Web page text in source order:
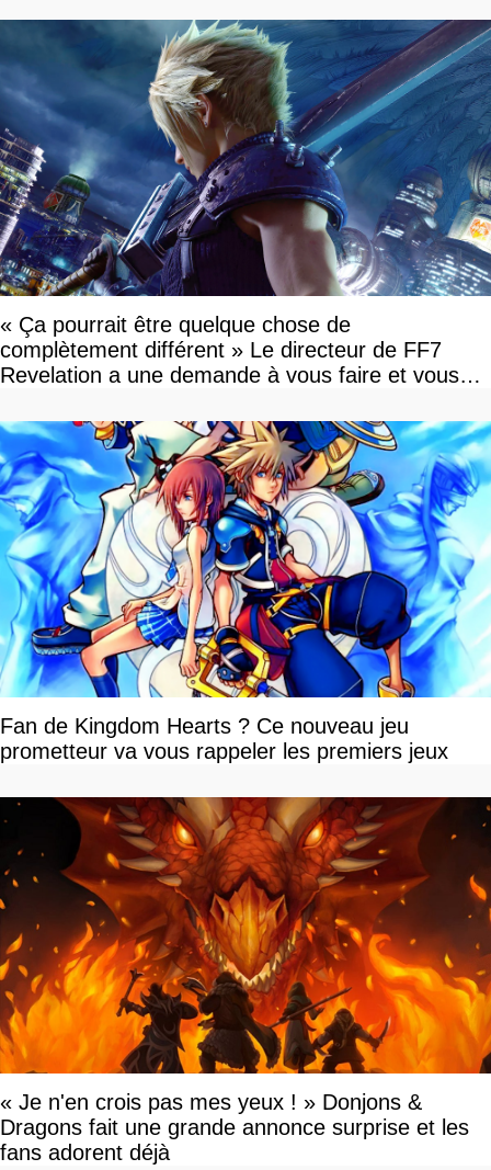
« Ça pourrait être quelque chose de
complètement différent » Le directeur de FF7
Revelation a une demande à vous faire et vous
Fan de Kingdom Hearts ? Ce nouveau jeu
prometteur va vous rappeler les premiers jeux
« Je n'en crois pas mes yeux ! » Donjons &
Dragons fait une grande annonce surprise et les
fans adorent déjà